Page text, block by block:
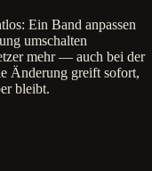
Ein Band anpassen
umschalten
mehr — auch bei der
Änderung greift sofort,
bleibt.